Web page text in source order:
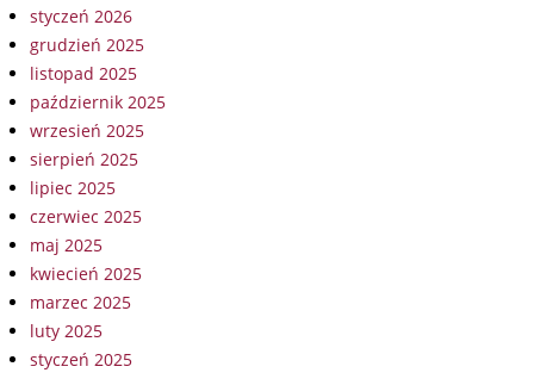
styczeń 2026
grudzień 2025
listopad 2025
październik 2025
wrzesień 2025
sierpień 2025
lipiec 2025
czerwiec 2025
maj 2025
kwiecień 2025
marzec 2025
luty 2025
styczeń 2025